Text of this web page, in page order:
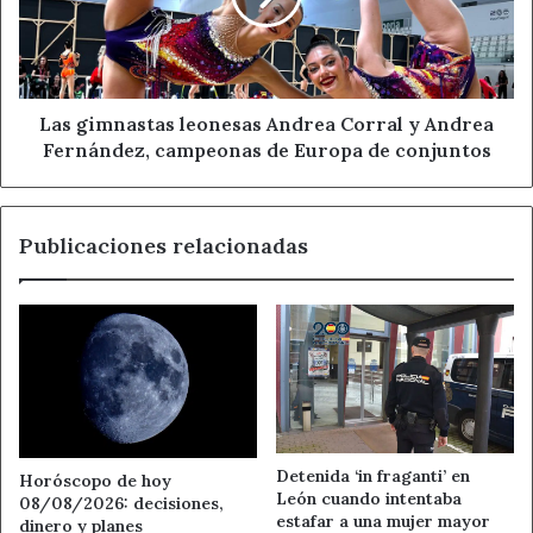
Ahora León Noticias de León
Oceano
y
Andrea
Fernández,
campeonas
Europa
Las gimnastas leonesas Andrea Corral y Andrea
Fernández, campeonas de Europa de conjuntos
Publicaciones relacionadas
Horóscopo de hoy
08/08/2026: decisiones,
dinero y planes
Detenida ‘in fraganti’ en
León cuando intentaba
estafar a una mujer mayor